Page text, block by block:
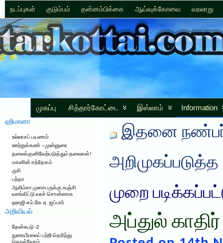
நடப்புகள் குடும்பம் தன்னம்பிக்கை ஆய்வுக்கோவை வரலாறு
முகப்பு சித்தார்கோட்டை இஸ்லாம் Information
ஹிமானா
உல்லாசப் பயணம்
ஊற்றுக்கண் – முன்னுரை
தலைக்குனிவேற்படுத்தும் தலைகள்!
மகனின் சந்தேகம்
ருசி
பந்தா
ஆலிம்சா முஸாபருக்கு கஞ்சி
வாங்கிட்டு வரச் சொன்னாக
ஹாஜி எம்.கே.ஏ. ஜப்பார்
அறிவியல்
தேன்கூடு -2
நுரையீரலைப் பற்றி தெரிந்து
இதனை
அறிமுகப்படுத்த
முறை
அப்துல்